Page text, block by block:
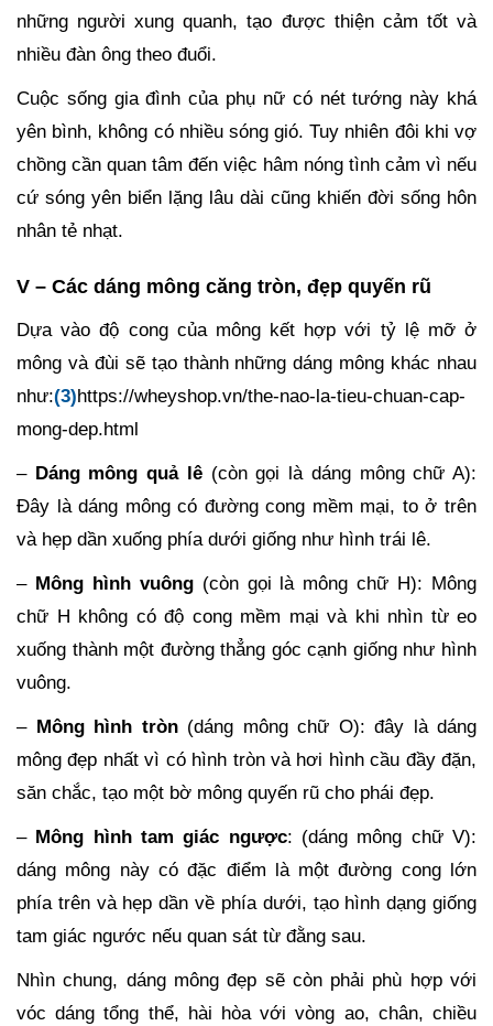
những người xung quanh, tạo được thiện cảm tốt và
nhiều đàn ông theo đuổi.
Cuộc sống gia đình của phụ nữ có nét tướng này khá
yên bình, không có nhiều sóng gió. Tuy nhiên đôi khi vợ
chồng cần quan tâm đến việc hâm nóng tình cảm vì nếu
cứ sóng yên biển lặng lâu dài cũng khiến đời sống hôn
nhân tẻ nhạt.
V – Các dáng mông căng tròn, đẹp quyến rũ
Dựa vào độ cong của mông kết hợp với tỷ lệ mỡ ở
mông và đùi sẽ tạo thành những dáng mông khác nhau
như:(3)https://wheyshop.vn/the-nao-la-tieu-chuan-cap-
mong-dep.html
– Dáng mông quả lê(còn gọi là dáng mông chữ A):
Đây là dáng mông có đường cong mềm mại, to ở trên
và hẹp dần xuống phía dưới giống như hình trái lê.
– Mông hình vuông(còn gọi là mông chữ H): Mông
chữ H không có độ cong mềm mại và khi nhìn từ eo
xuống thành một đường thẳng góc cạnh giống như hình
vuông.
– Mông hình tròn(dáng mông chữ O): đây là dáng
mông đẹp nhất vì có hình tròn và hơi hình cầu đầy đặn,
săn chắc, tạo một bờ mông quyến rũ cho phái đẹp.
– Mông hình tam giác ngược: (dáng mông chữ V):
dáng mông này có đặc điểm là một đường cong lớn
phía trên và hẹp dần về phía dưới, tạo hình dạng giống
tam giác ngước nếu quan sát từ đằng sau.
Nhìn chung, dáng mông đẹp sẽ còn phải phù hợp với
vóc dáng tổng thể, hài hòa với vòng ao, chân, chiều